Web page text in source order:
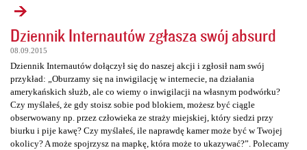
Dziennik Internautów zgłasza swój absurd
08.09.2015
Dziennik Internautów dołączył się do naszej akcji i zgłosił nam swój
przykład: „Oburzamy się na inwigilację w internecie, na działania
amerykańskich służb, ale co wiemy o inwigilacji na własnym podwórku?
Czy myślałeś, że gdy stoisz sobie pod blokiem, możesz być ciągle
obserwowany np. przez człowieka ze straży miejskiej, który siedzi przy
biurku i pije kawę? Czy myślałeś, ile naprawdę kamer może być w Twojej
okolicy? A może spojrzysz na mapkę, która może to ukazywać?”. Polecamy